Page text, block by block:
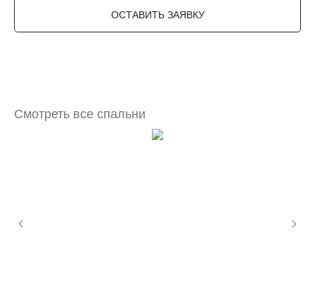
ОСТАВИТЬ ЗАЯВКУ
Смотреть все спальни